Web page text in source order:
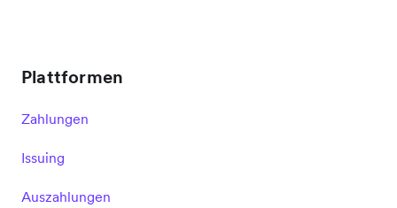
Plattformen
Zahlungen
Issuing
Auszahlungen